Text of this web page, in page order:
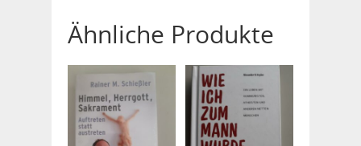
Ähnliche Produkte